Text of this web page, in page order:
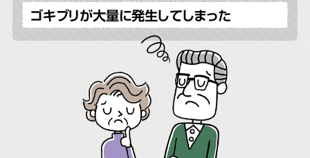
ゴキブリが大量に発生してしまった